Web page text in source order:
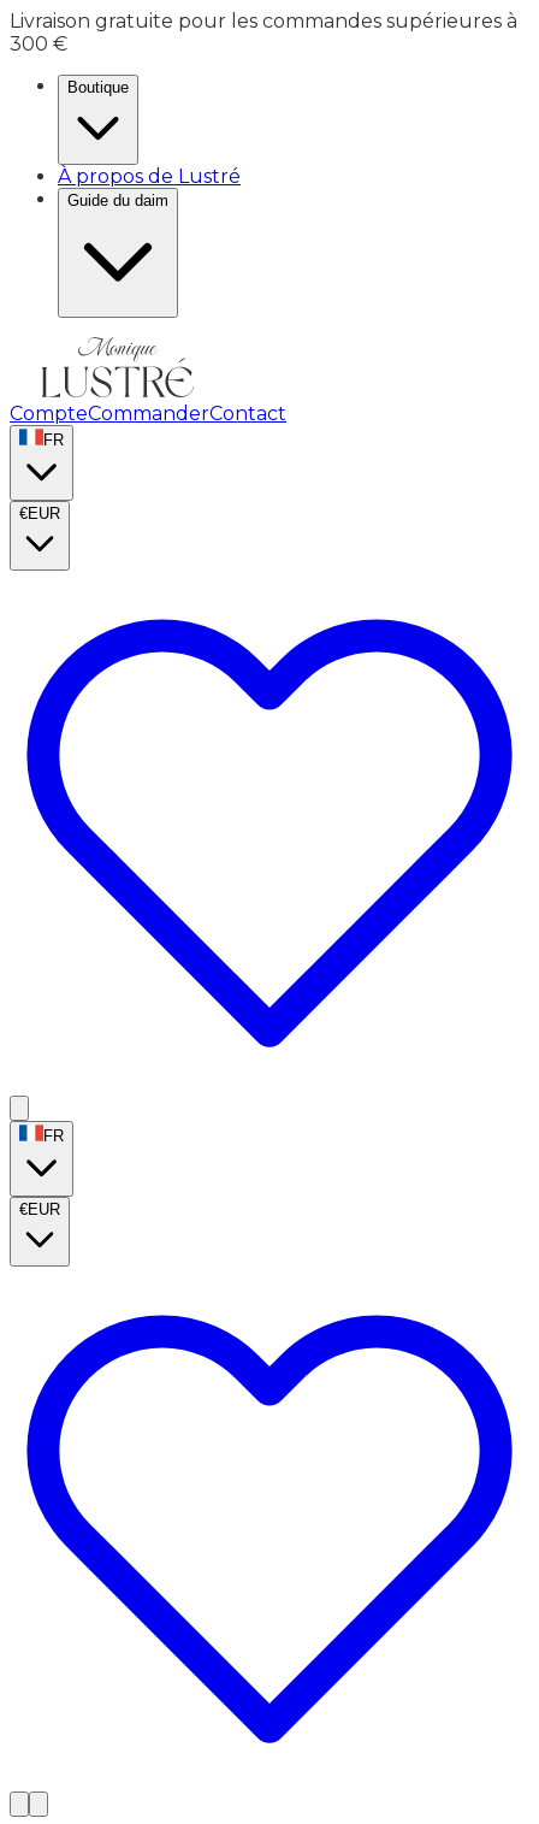
Livraison gratuite pour les commandes supérieures à
300 €
Boutique
À propos de Lustré
Guide du daim
CompteCommanderContact
FR
€EUR
FR
€EUR